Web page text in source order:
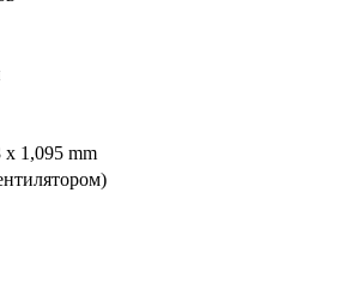
x 1,095 mm